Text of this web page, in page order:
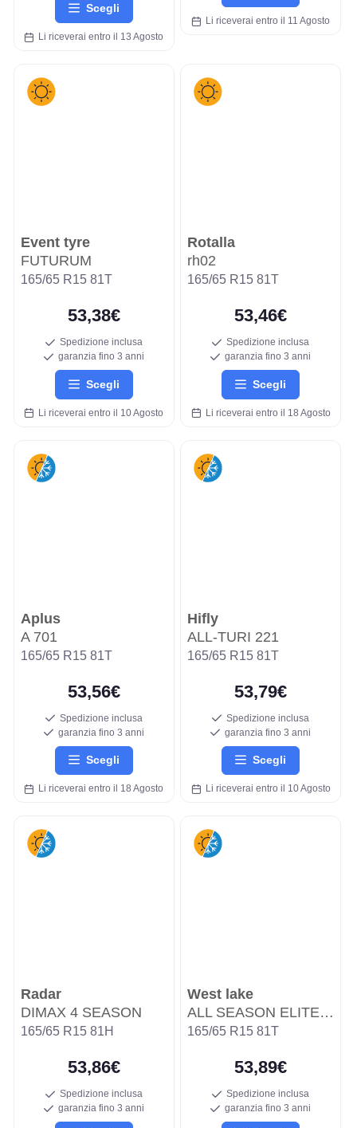
Scegli
Li riceverai entro il 13 Agosto
Li riceverai entro il 11 Agosto
Event tyre
FUTURUM
165/65 R15 81T
53,38€
Spedizione inclusa
garanzia fino 3 anni
Scegli
Li riceverai entro il 10 Agosto
Rotalla
rh02
165/65 R15 81T
53,46€
Spedizione inclusa
garanzia fino 3 anni
Scegli
Li riceverai entro il 18 Agosto
Aplus
A 701
165/65 R15 81T
53,56€
Spedizione inclusa
garanzia fino 3 anni
Scegli
Li riceverai entro il 18 Agosto
Hifly
ALL-TURI 221
165/65 R15 81T
53,79€
Spedizione inclusa
garanzia fino 3 anni
Scegli
Li riceverai entro il 10 Agosto
Radar
DIMAX 4 SEASON
165/65 R15 81H
53,86€
Spedizione inclusa
garanzia fino 3 anni
West lake
ALL SEASON ELITE Z-401
165/65 R15 81T
53,89€
Spedizione inclusa
garanzia fino 3 anni